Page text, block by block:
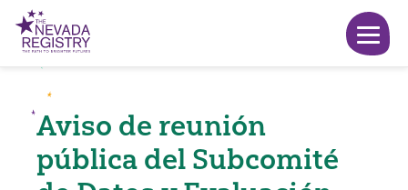
Aviso de reunión
pública del Subcomité